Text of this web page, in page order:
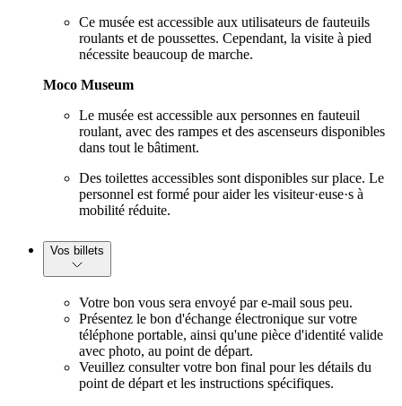
Ce musée est accessible aux utilisateurs de fauteuils
roulants et de poussettes. Cependant, la visite à pied
nécessite beaucoup de marche.
Moco Museum
Le musée est accessible aux personnes en fauteuil
roulant, avec des rampes et des ascenseurs disponibles
dans tout le bâtiment.
Des toilettes accessibles sont disponibles sur place. Le
personnel est formé pour aider les visiteur·euse·s à
mobilité réduite.
Vos billets
Votre bon vous sera envoyé par e-mail sous peu.
Présentez le bon d'échange électronique sur votre
téléphone portable, ainsi qu'une pièce d'identité valide
avec photo, au point de départ.
Veuillez consulter votre bon final pour les détails du
point de départ et les instructions spécifiques.